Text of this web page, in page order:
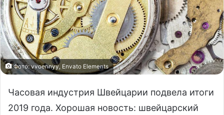
Фото: vvoennyy, Envato Elements
Часовая индустрия Швейцарии подвела итоги
2019 года. Хорошая новость: швейцарский